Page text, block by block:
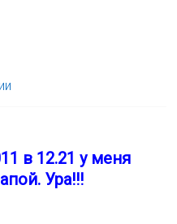
в 12.21 у меня
Ура!!!